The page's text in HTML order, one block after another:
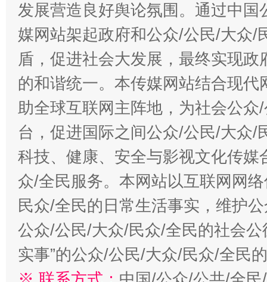
“蜀中异人”王建安的艺术幻境
发展营造良好舆论氛围。通过中
媒网站架起政府和公众/公民/大众/
盾，促进社会大发展，最终实现
的和谐统一。本传媒网站结合现
助全球互联网主阵地，为社会公
台，促进国际之间公众/公民/大众/
科技、健康、安全与影视文化传
众/全民服务。本网站以互联网网
民众/全民的日常生活事实，维护
公众/公民/大众/民众/全民的社会公
实事”的公众/公民/大众/民众/全民